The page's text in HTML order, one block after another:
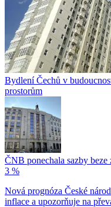
Bydlení Čechů v
prostorům
ČNB ponechala sazby
3 %
Nová prognóza České
inflace a upozorňuje na